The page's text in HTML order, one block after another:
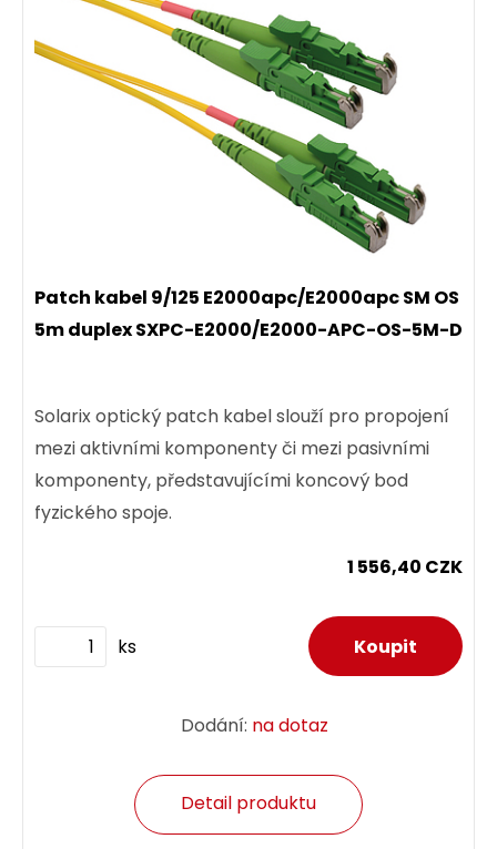
Patch kabel 9/125 E2000apc/E2000apc SM OS
5m duplex SXPC-E2000/E2000-APC-OS-5M-D
Solarix optický patch kabel slouží pro propojení
mezi aktivními komponenty či mezi pasivními
komponenty, představujícími koncový bod
fyzického spoje.
1 556,40 CZK
ks
Dodání: na dotaz
Detail produktu